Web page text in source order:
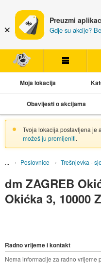
Preuzmi
Gdje su akcije?
Moja lokacija
Obavijesti o akcijama
Tvoja lokacija postavljena je
možeš ju promijeniti.
Poslovnice Trešnjevka -
dm ZAGREB
Okićka 3, 10000
Radno vrijeme i kontakt
Nema informacije za radno vrijeme